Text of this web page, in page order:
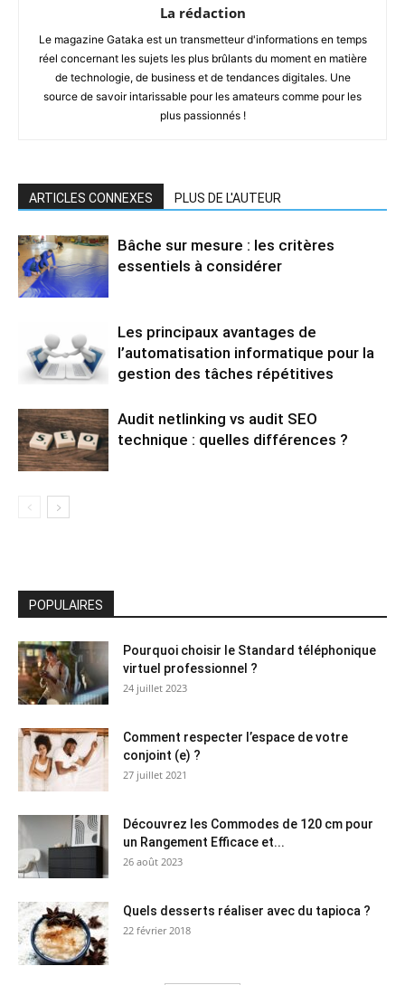
La rédaction
Le magazine Gataka est un transmetteur d'informations en temps
réel concernant les sujets les plus brûlants du moment en matière
de technologie, de business et de tendances digitales. Une
source de savoir intarissable pour les amateurs comme pour les
plus passionnés !
ARTICLES CONNEXES PLUS DE L'AUTEUR
Bâche sur mesure : les critères
essentiels à considérer
Les principaux avantages de
l’automatisation informatique pour la
gestion des tâches répétitives
Audit netlinking vs audit SEO
technique : quelles différences ?
POPULAIRES
Pourquoi choisir le Standard téléphonique
virtuel professionnel ?
24 juillet 2023
Comment respecter l’espace de votre
conjoint (e) ?
27 juillet 2021
Découvrez les Commodes de 120 cm pour
un Rangement Efficace et...
26 août 2023
Quels desserts réaliser avec du tapioca ?
22 février 2018